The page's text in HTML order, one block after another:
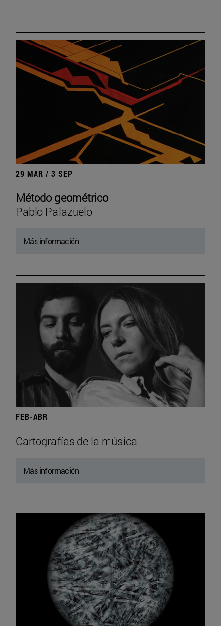
29 MAR / 3 SEP
Método geométrico
Pablo Palazuelo
Más información
FEB-ABR
Cartografías de la música
Más información